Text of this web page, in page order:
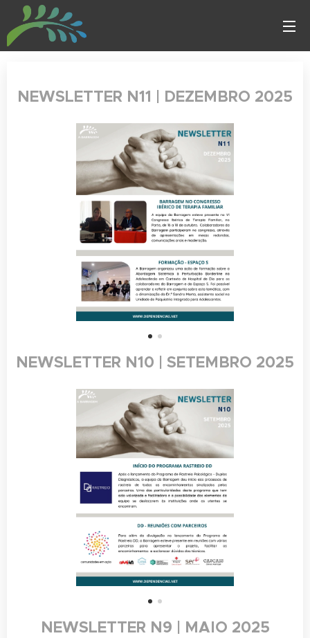
NEWSLETTER N11 | DEZEMBRO 2025
NEWSLETTER N10 | SETEMBRO 2025
NEWSLETTER N9 | MAIO 2025